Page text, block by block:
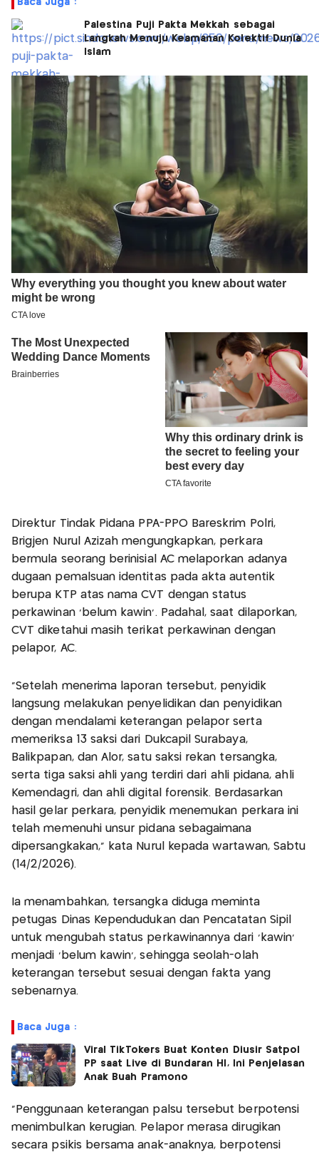
Palestina Puji Pakta Mekkah sebagai
Langkah Menuju Keamanan Kolektif Dunia
Islam
Direktur Tindak Pidana PPA-PPO Bareskrim Polri,
Brigjen Nurul Azizah mengungkapkan, perkara
bermula seorang berinisial AC melaporkan adanya
dugaan pemalsuan identitas pada akta autentik
berupa KTP atas nama CVT dengan status
perkawinan 'belum kawin'. Padahal, saat dilaporkan,
CVT diketahui masih terikat perkawinan dengan
pelapor, AC.
“Setelah menerima laporan tersebut, penyidik
langsung melakukan penyelidikan dan penyidikan
dengan mendalami keterangan pelapor serta
memeriksa 13 saksi dari Dukcapil Surabaya,
Balikpapan, dan Alor, satu saksi rekan tersangka,
serta tiga saksi ahli yang terdiri dari ahli pidana, ahli
Kemendagri, dan ahli digital forensik. Berdasarkan
hasil gelar perkara, penyidik menemukan perkara ini
telah memenuhi unsur pidana sebagaimana
dipersangkakan,” kata Nurul kepada wartawan, Sabtu
(14/2/2026).
Ia menambahkan, tersangka diduga meminta
petugas Dinas Kependudukan dan Pencatatan Sipil
untuk mengubah status perkawinannya dari 'kawin'
menjadi 'belum kawin', sehingga seolah-olah
keterangan tersebut sesuai dengan fakta yang
sebenarnya.
Baca Juga :
Viral TikTokers Buat Konten Diusir Satpol
PP saat Live di Bundaran HI, Ini Penjelasan
Anak Buah Pramono
“Penggunaan keterangan palsu tersebut berpotensi
menimbulkan kerugian. Pelapor merasa dirugikan
secara psikis bersama anak-anaknya, berpotensi